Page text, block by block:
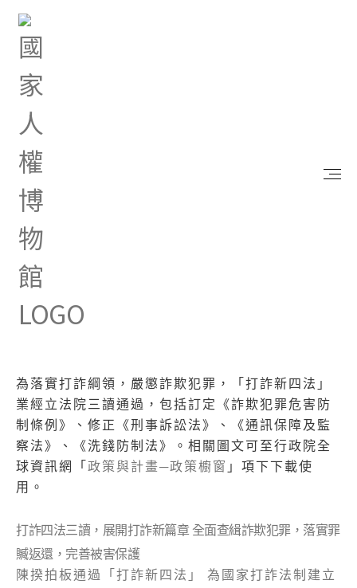
首頁
「打詐新四法」政策，歡迎
參考！
為落實打詐綱領，嚴懲詐欺犯罪，「打詐新四法」
業經立法院三讀通過，包括訂定《詐欺犯罪危害防
制條例》、修正《刑事訴訟法》、《通訊保障及監
察法》、《洗錢防制法》。相關圖文可至行政院全
球資訊網「 政策與計畫─政策櫥窗 」項下下載使
用。
打詐四法三讀，展開打詐新篇章 全面查緝詐欺犯罪，落實罪
贓返還，完善被害保護
陳揆拍板通過「打詐新四法」 為國家打詐法制建立